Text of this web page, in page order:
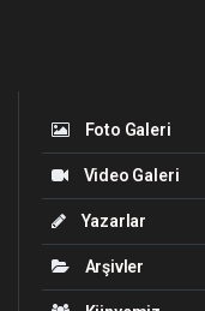
Foto Galeri
Video Galeri
Yazarlar
Arşivler